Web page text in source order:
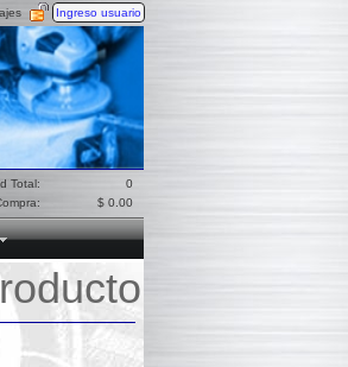
Ingreso usuario
0
$ 0.00
Total: